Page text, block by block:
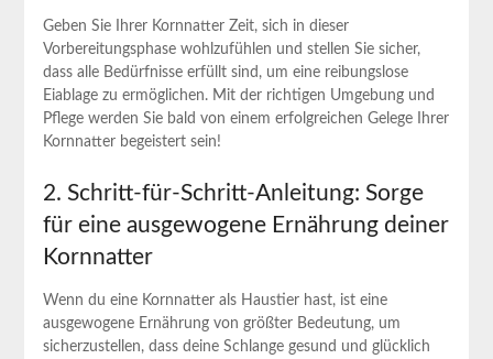
Geben Sie Ihrer Kornnatter Zeit, sich in dieser
Vorbereitungsphase wohlzufühlen und stellen Sie sicher,
dass alle Bedürfnisse erfüllt sind, um eine reibungslose
Eiablage zu ermöglichen. Mit der richtigen Umgebung und
Pflege werden Sie bald von einem erfolgreichen Gelege Ihrer
Kornnatter begeistert sein!
2. Schritt-für-Schritt-Anleitung: Sorge
für eine ausgewogene Ernährung deiner
Kornnatter
Wenn du eine Kornnatter als Haustier hast, ist eine
ausgewogene Ernährung von größter Bedeutung, um
sicherzustellen, dass deine Schlange gesund und glücklich